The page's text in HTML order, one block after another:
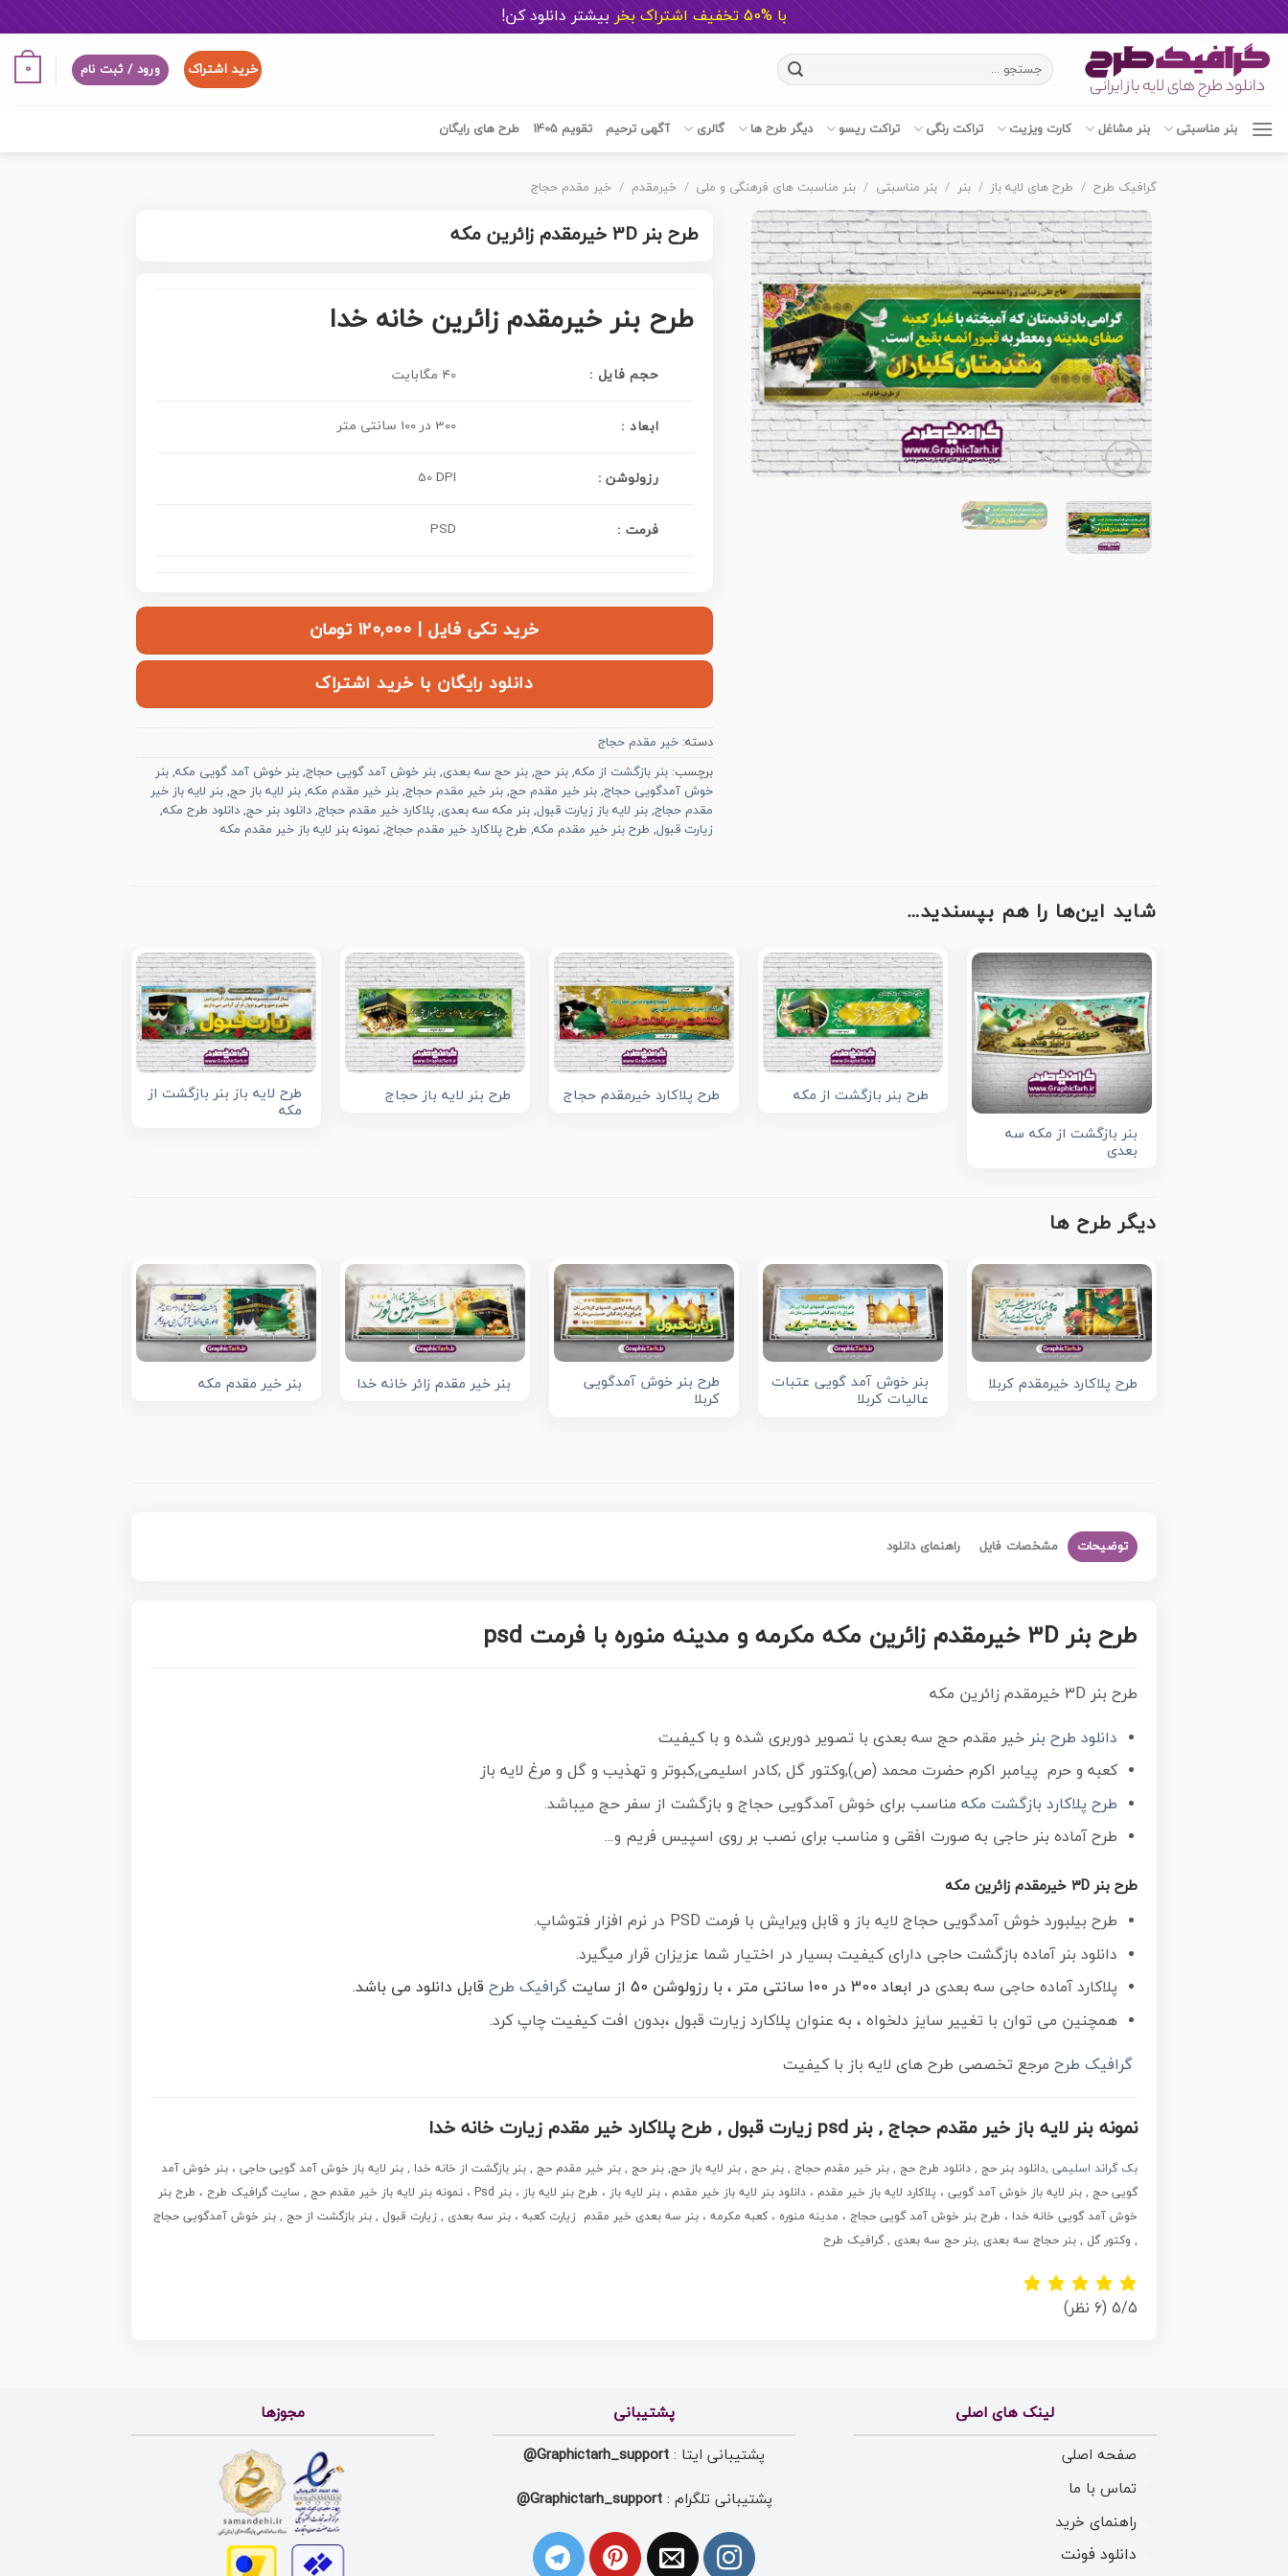
با %50 تخفیف اشتراک بخر بیشتر دانلود کن!
content
جستجو
برای:
خرید اشتراک ورود / ثبت نام 0
بنر مناسبتی بنر مشاغل کارت ویزیت تراکت رنگی تراکت ریسو دیگر طرح ها گالری آگهی ترحیم تقویم 1405 طرح های رایگان
گرافیک طرح / طرح های لایه باز / بنر / بنر مناسبتی / بنر مناسبت های فرهنگی و ملی / خیرمقدم / خیر مقدم حجاج
طرح بنر 3D خیرمقدم زائرین مکه
طرح بنر خیرمقدم زائرین خانه خدا
حجم فایل : 40 مگابایت
ابعاد : 300 در 100 سانتی متر
رزولوشن : 50 DPI
فرمت : PSD
خرید تکی فایل | ۱۲۰,۰۰۰ تومان
دانلود رایگان با خرید اشتراک
دسته:خیر مقدم حجاج
برچسب:بنر بازگشت از مکه,بنر حج,بنر حج سه بعدی,بنر خوش آمد گویی حجاج,بنر خوش آمد گویی مکه,بنر
خوش آمدگویی حجاج,بنر خیر مقدم حج,بنر خیر مقدم حجاج,بنر خیر مقدم مکه,بنر لایه باز حج,بنر لایه باز خیر
مقدم حجاج,بنر لایه باز زیارت قبول,بنر مکه سه بعدی,پلاکارد خیر مقدم حجاج,دانلود بنر حج,دانلود طرح مکه,
زیارت قبول, طرح بنر خیر مقدم مکه, طرح پلاکارد خیر مقدم حجاج,نمونه بنر لایه باز خیر مقدم مکه
شاید این‌ها را هم بپسندید…
بنر بازگشت از مکه سه
بعدی
طرح بنر بازگشت از مکه طرح پلاکارد خیرمقدم حجاج طرح بنر لایه باز حجاج
طرح لایه باز بنر بازگشت از
مکه
دیگر طرح ها
طرح پلاکارد خیرمقدم کربلا
بنر خوش آمد گویی عتبات
عالیات کربلا
طرح بنر خوش آمدگویی
کربلا
بنر خیر مقدم زائر خانه خدا بنر خیر مقدم مکه
توضیحات مشخصات فایل راهنمای دانلود
طرح بنر 3D خیرمقدم زائرین مکه مکرمه و مدینه منوره با فرمت psd
طرح بنر 3D خیرمقدم زائرین مکه
دانلود طرح بنر خیر مقدم حج سه بعدی با تصویر دوربری شده و با کیفیت
کعبه و حرم پیامبر اکرم حضرت محمد (ص),وکتور گل ,کادر اسلیمی,کبوتر و تهذیب و گل و مرغ لایه باز
طرح پلاکارد بازگشت مکهمناسب برای خوش آمدگویی حجاج و بازگشت از سفر حج میباشد.
طرح آماده بنر حاجی به صورت افقی و مناسب برای نصب بر روی اسپیس فریم و…
طرح بنر 3D خیرمقدم زائرین مکه
طرح بیلبورد خوش آمدگویی حجاج لایه باز و قابل ویرایش با فرمت PSD در نرم افزار فتوشاپ.
دانلود بنر آماده بازگشت حاجی دارای کیفیت بسیار در اختیار شما عزیزان قرار میگیرد.
پلاکارد آماده حاجی سه بعدی در ابعاد 300 در 100 سانتی متر ، با رزولوشن 50 از سایت گرافیک طرحقابل دانلود می باشد.
همچنین می توان با تغییر سایز دلخواه ، به عنوان پلاکارد زیارت قبول ،بدون افت کیفیت چاپ کرد.
گرافیک طرح مرجع تخصصی طرح های لایه باز با کیفیت
نمونه بنر لایه باز خیر مقدم حجاج , بنر psd زیارت قبول , طرح پلاکارد خیر مقدم زیارت خانه خدا
بک گراند اسلیمی ,دانلود بنر حج , دانلود طرح حج , بنر خیر مقدم حجاج , بنر حج , بنر لایه باز حج, بنر حج , بنر خیر مقدم حج , بنر بازگشت از خانه خدا , بنر لایه باز خوش آمد گویی حاجی ، بنر خوش آمد
گویی حج , بنر لایه باز خوش آمد گویی ، پلاکارد لایه باز خیر مقدم ، دانلود بنر لایه باز خیر مقدم ، بنر لایه باز ، طرح بنر لایه باز ، بنر Psd ، نمونه بنر لایه باز خیر مقدم حج , سایت گرافیک طرح ، طرح بنر
خوش آمد گویی خانه خدا ، طرح بنر خوش آمد گویی حجاج ، مدینه منوره ، کعبه مکرمه ، بنر سه بعدی خیر مقدم زیارت کعبه ، بنر سه بعدی , زیارت قبول , بنر بازگشت از حج , بنر خوش آمدگویی حجاج
, وکتور گل , بنر حجاج سه بعدی ,بنر حج سه بعدی , گرافیک طرح
5/5 (6 نظر)
لینک های اصلی
صفحه اصلی
تماس با ما
راهنمای خرید
دانلود فونت
پشتیبانی
پشتیبانی ایتا : Graphictarh_support@
پشتیبانی تلگرام :Graphictarh_support@
مجوزها